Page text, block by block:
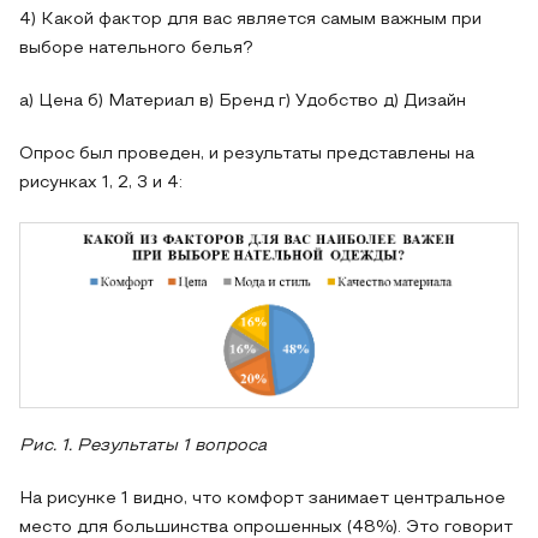
4) Какой фактор для вас является самым важным при
выборе нательного белья?
а) Цена б) Материал в) Бренд г) Удобство д) Дизайн
Опрос был проведен, и результаты представлены на
рисунках 1, 2, 3 и 4:
Рис. 1. Результаты 1 вопроса
На рисунке 1 видно, что комфорт занимает центральное
место для большинства опрошенных (48%). Это говорит